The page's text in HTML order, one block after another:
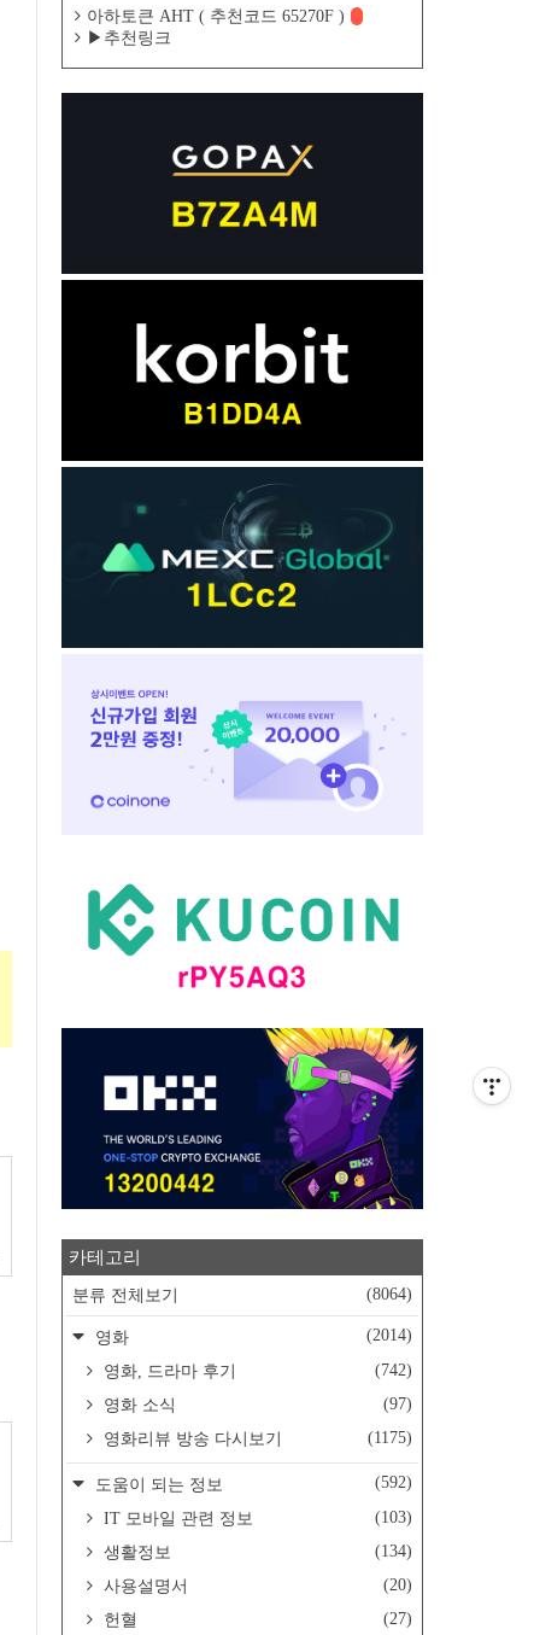
아하토큰 AHT ( 추천코드 65270F )
▶추천링크
카테고리
분류 전체보기 (8064)
영화
(2014)
영화, 드라마 후기
(742)
영화 소식
(97)
영화리뷰 방송 다시보기
(1175)
도움이 되는 정보
(592)
IT 모바일 관련 정보
(103)
생활정보
(134)
사용설명서
(20)
헌혈
(27)